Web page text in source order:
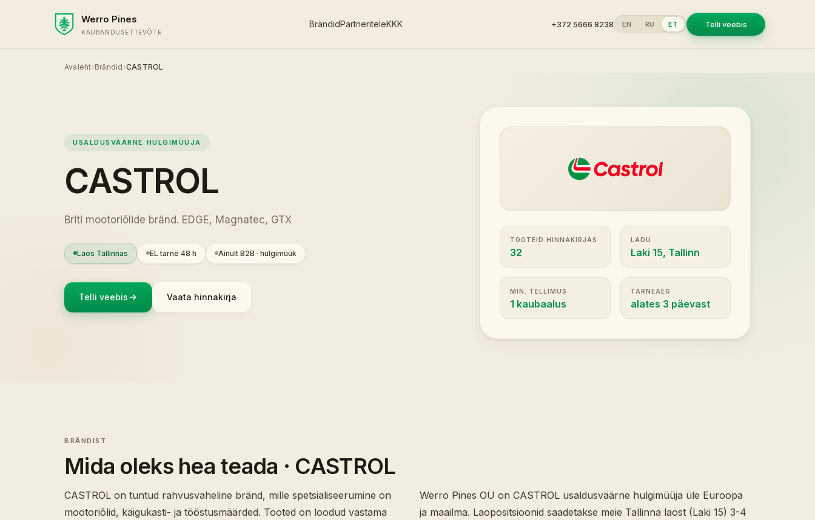
Werro Pines
KAUBANDUSETTEVÕTE
BrändidPartneriteleKKK +372 5666 8238 EN RU ET Telli veebis
Avaleht›Brändid ›CASTROL
USALDUSVÄÄRNE HULGIMÜÜJA
CASTROL
Briti mootoriõlide bränd. EDGE, Magnatec, GTX
Laos Tallinnas EL tarne 48 h Ainult B2B · hulgimüük
Telli veebis Vaata hinnakirja
TOOTEID HINNAKIRJAS
32
LADU
Laki 15, Tallinn
MIN. TELLIMUS
1 kaubaalus
TARNEAEG
alates 3 päevast
BRÄNDIST
Mida oleks hea teada · CASTROL
CASTROL on tuntud rahvusvaheline bränd, mille spetsialiseerumine on
mootoriõlid, käigukasti- ja tööstusmäärded. Tooted on loodud vastama
Werro Pines OÜ on CASTROL usaldusväärne hulgimüüja üle Euroopa
ja maailma. Laopositsioonid saadetakse meie Tallinna laost (Laki 15) 3-4